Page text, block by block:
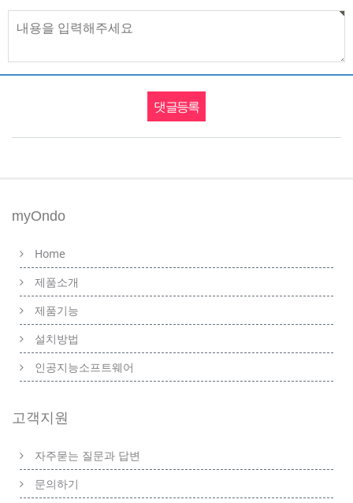
myOndo
Home
제품소개
제품기능
설치방법
인공지능소프트웨어
고객지원
자주묻는 질문과 답변
문의하기